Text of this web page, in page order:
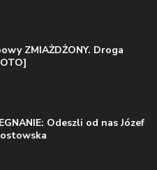
ZMIAŻDŻONY. Droga
Odeszli od nas Józef